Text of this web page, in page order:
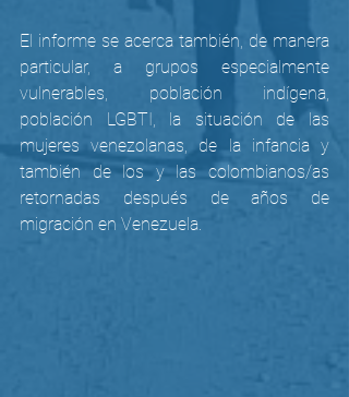
El informe se acerca también, de manera
particular, a grupos especialmente
vulnerables, población indígena,
población LGBTI, la situación de las
mujeres venezolanas, de la infancia y
también de los y las colombianos/as
retornadas después de años de
migración en Venezuela.